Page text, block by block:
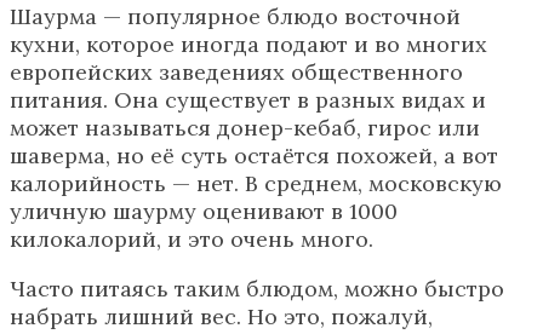
Шаурма — популярное блюдо восточной
кухни, которое иногда подают и во многих
европейских заведениях общественного
питания. Она существует в разных видах и
может называться донер-кебаб, гирос или
шаверма, но её суть остаётся похожей, а вот
калорийность — нет. В среднем, московскую
уличную шаурму оценивают в 1000
килокалорий, и это очень много.
Часто питаясь таким блюдом, можно быстро
набрать лишний вес. Но это, пожалуй,